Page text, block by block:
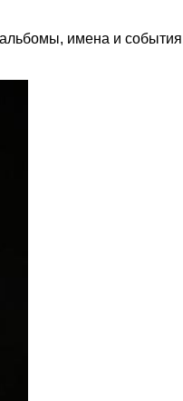
имена и